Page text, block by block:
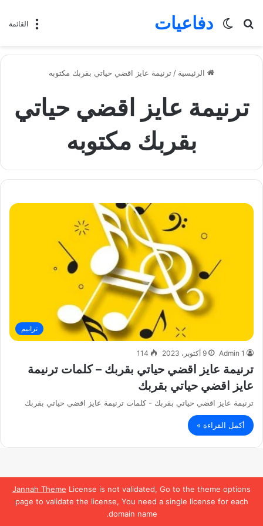
Jannah Theme License is not validated, Go to the theme options
page to validate the license, You need a single license for each
domain name.
القائمة دفاعيات
بحث
الوضع
الرئيسية / ترنيمة عايز اقضي حياتي بقربك مكتوبه
ترنيمة عايز اقضي حياتي
بقربك مكتوبه
ترانيم
Admin 1 9 أكتوبر، 2023 114
ترنيمة عايز اقضي حياتي بقربك – كلمات ترنيمة
عايز اقضي حياتي بقربك
ترنيمة عايز اقضي حياتي بقربك - كلمات ترنيمة عايز اقضي حياتي بقربك
أكمل القراءة »